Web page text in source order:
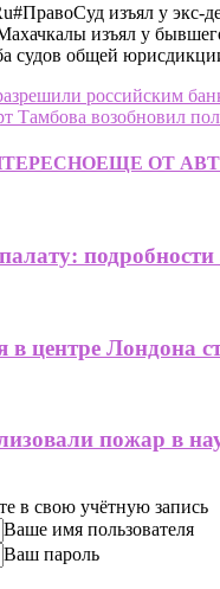
изъял у
изъял у
судов общей
российским
Тамбова возобновил
ЕЩЕ ОТ
центре Лондона
пожар в
в свою учётную запись
Ваше имя пользователя
Ваш пароль